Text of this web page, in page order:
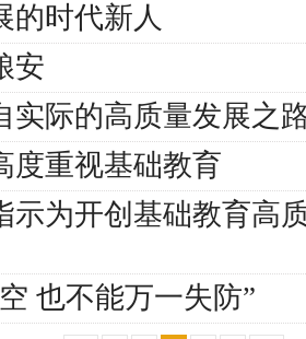
的时代新人
安
实际的高质量发展之
度重视基础教育
示为开创基础教育高
也不能万一失防”